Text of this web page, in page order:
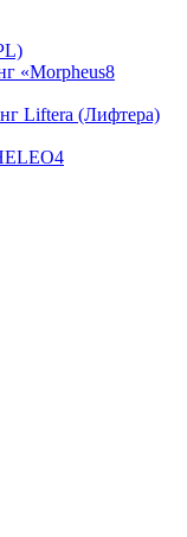
«Morpheus8
Liftera (Лифтера)